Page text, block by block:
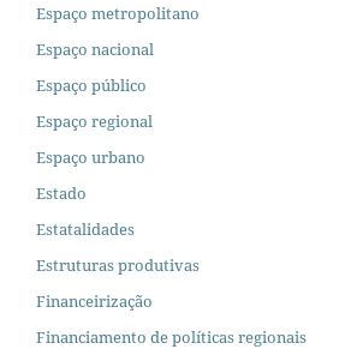
Espaço metropolitano
Espaço nacional
Espaço público
Espaço regional
Espaço urbano
Estado
Estatalidades
Estruturas produtivas
Financeirização
Financiamento de políticas regionais